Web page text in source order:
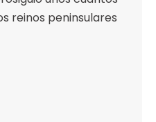
reinos peninsulares